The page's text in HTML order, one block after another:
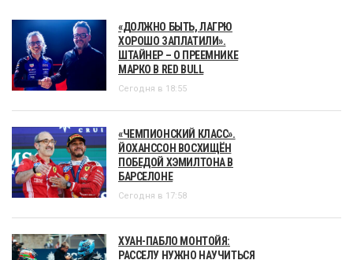
«ДОЛЖНО БЫТЬ, ЛАГРЮ
ХОРОШО ЗАПЛАТИЛИ».
ШТАЙНЕР – О ПРЕЕМНИКЕ
МАРКО В RED BULL
Сегодня в 18:55
«ЧЕМПИОНСКИЙ КЛАСС».
ЙОХАНССОН ВОСХИЩЁН
ПОБЕДОЙ ХЭМИЛТОНА В
БАРСЕЛОНЕ
Сегодня в 17:58
ХУАН-ПАБЛО МОНТОЙЯ:
РАССЕЛУ НУЖНО НАУЧИТЬСЯ